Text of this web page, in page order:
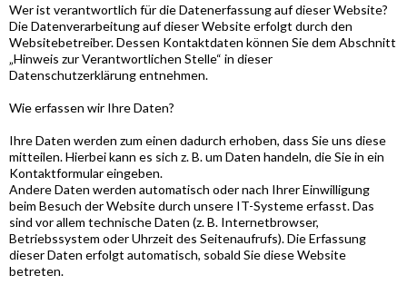
Wer ist verantwortlich für die Datenerfassung auf dieser Website?
Die Datenverarbeitung auf dieser Website erfolgt durch den
Websitebetreiber. Dessen Kontaktdaten können Sie dem Abschnitt
„Hinweis zur Verantwortlichen Stelle“ in dieser
Datenschutzerklärung entnehmen.
Wie erfassen wir Ihre Daten?
Ihre Daten werden zum einen dadurch erhoben, dass Sie uns diese
mitteilen. Hierbei kann es sich z. B. um Daten handeln, die Sie in ein
Kontaktformular eingeben.
Andere Daten werden automatisch oder nach Ihrer Einwilligung
beim Besuch der Website durch unsere IT-Systeme erfasst. Das
sind vor allem technische Daten (z. B. Internetbrowser,
Betriebssystem oder Uhrzeit des Seitenaufrufs). Die Erfassung
dieser Daten erfolgt automatisch, sobald Sie diese Website
betreten.